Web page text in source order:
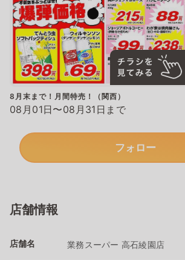
8月末まで！月間特売！（関西）
08月01日〜08月31日まで
フォロー
店舗情報
店舗名 業務スーパー 高石綾園店